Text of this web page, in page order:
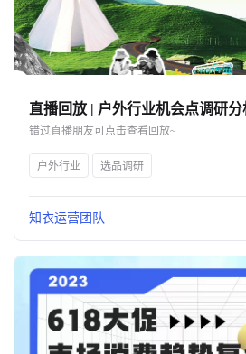
直播回放 | 户外行业机会点调研
错过直播朋友可点击查看回放~
户外行业 选品调研
知衣运营团队